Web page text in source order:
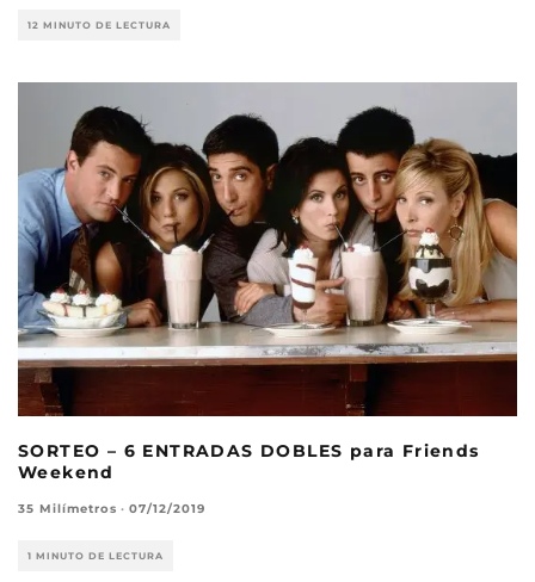
12 MINUTO DE LECTURA
SORTEO – 6 ENTRADAS DOBLES para Friends
Weekend
35 Milímetros · 07/12/2019
1 MINUTO DE LECTURA